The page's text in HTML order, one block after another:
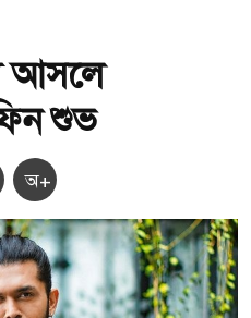
আসলে
শুভ
অ+